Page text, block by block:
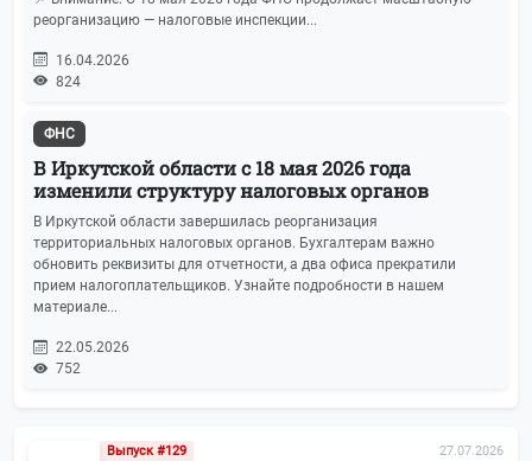
реорганизацию — налоговые инспекции...
16.04.2026
824
ФНС
В Иркутской области с 18 мая 2026 года
изменили структуру налоговых органов
В Иркутской области завершилась реорганизация
территориальных налоговых органов. Бухгалтерам важно
обновить реквизиты для отчетности, а два офиса прекратили
прием налогоплательщиков. Узнайте подробности в нашем
материале...
22.05.2026
752
Выпуск #129 27.07.2026